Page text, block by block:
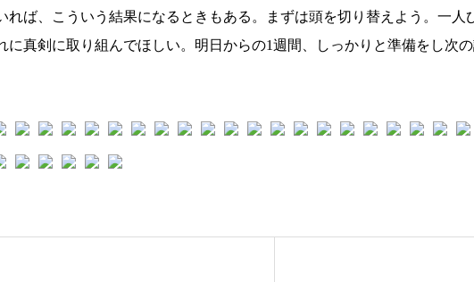
れば、こういう結果になるときもある。まずは頭を切り替えよう。一人
に真剣に取り組んでほしい。明日からの1週間、しっかりと準備をし次